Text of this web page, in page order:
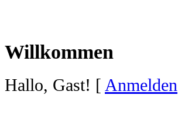
Willkommen
Hallo, Gast! [ Anmelden